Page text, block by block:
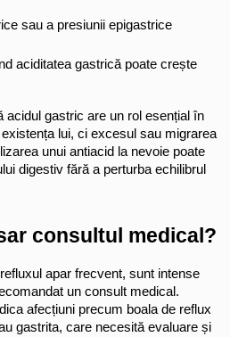
sau a presiunii epigastrice
aciditatea gastrică poate crește
acidul gastric are un rol esențial în
lui, ci excesul sau migrarea
unui antiacid la nevoie poate
digestiv fără a perturba echilibrul
consultul medical?
apar frecvent, sunt intense
un consult medical.
afecțiuni precum boala de reflux
gastrita, care necesită evaluare și